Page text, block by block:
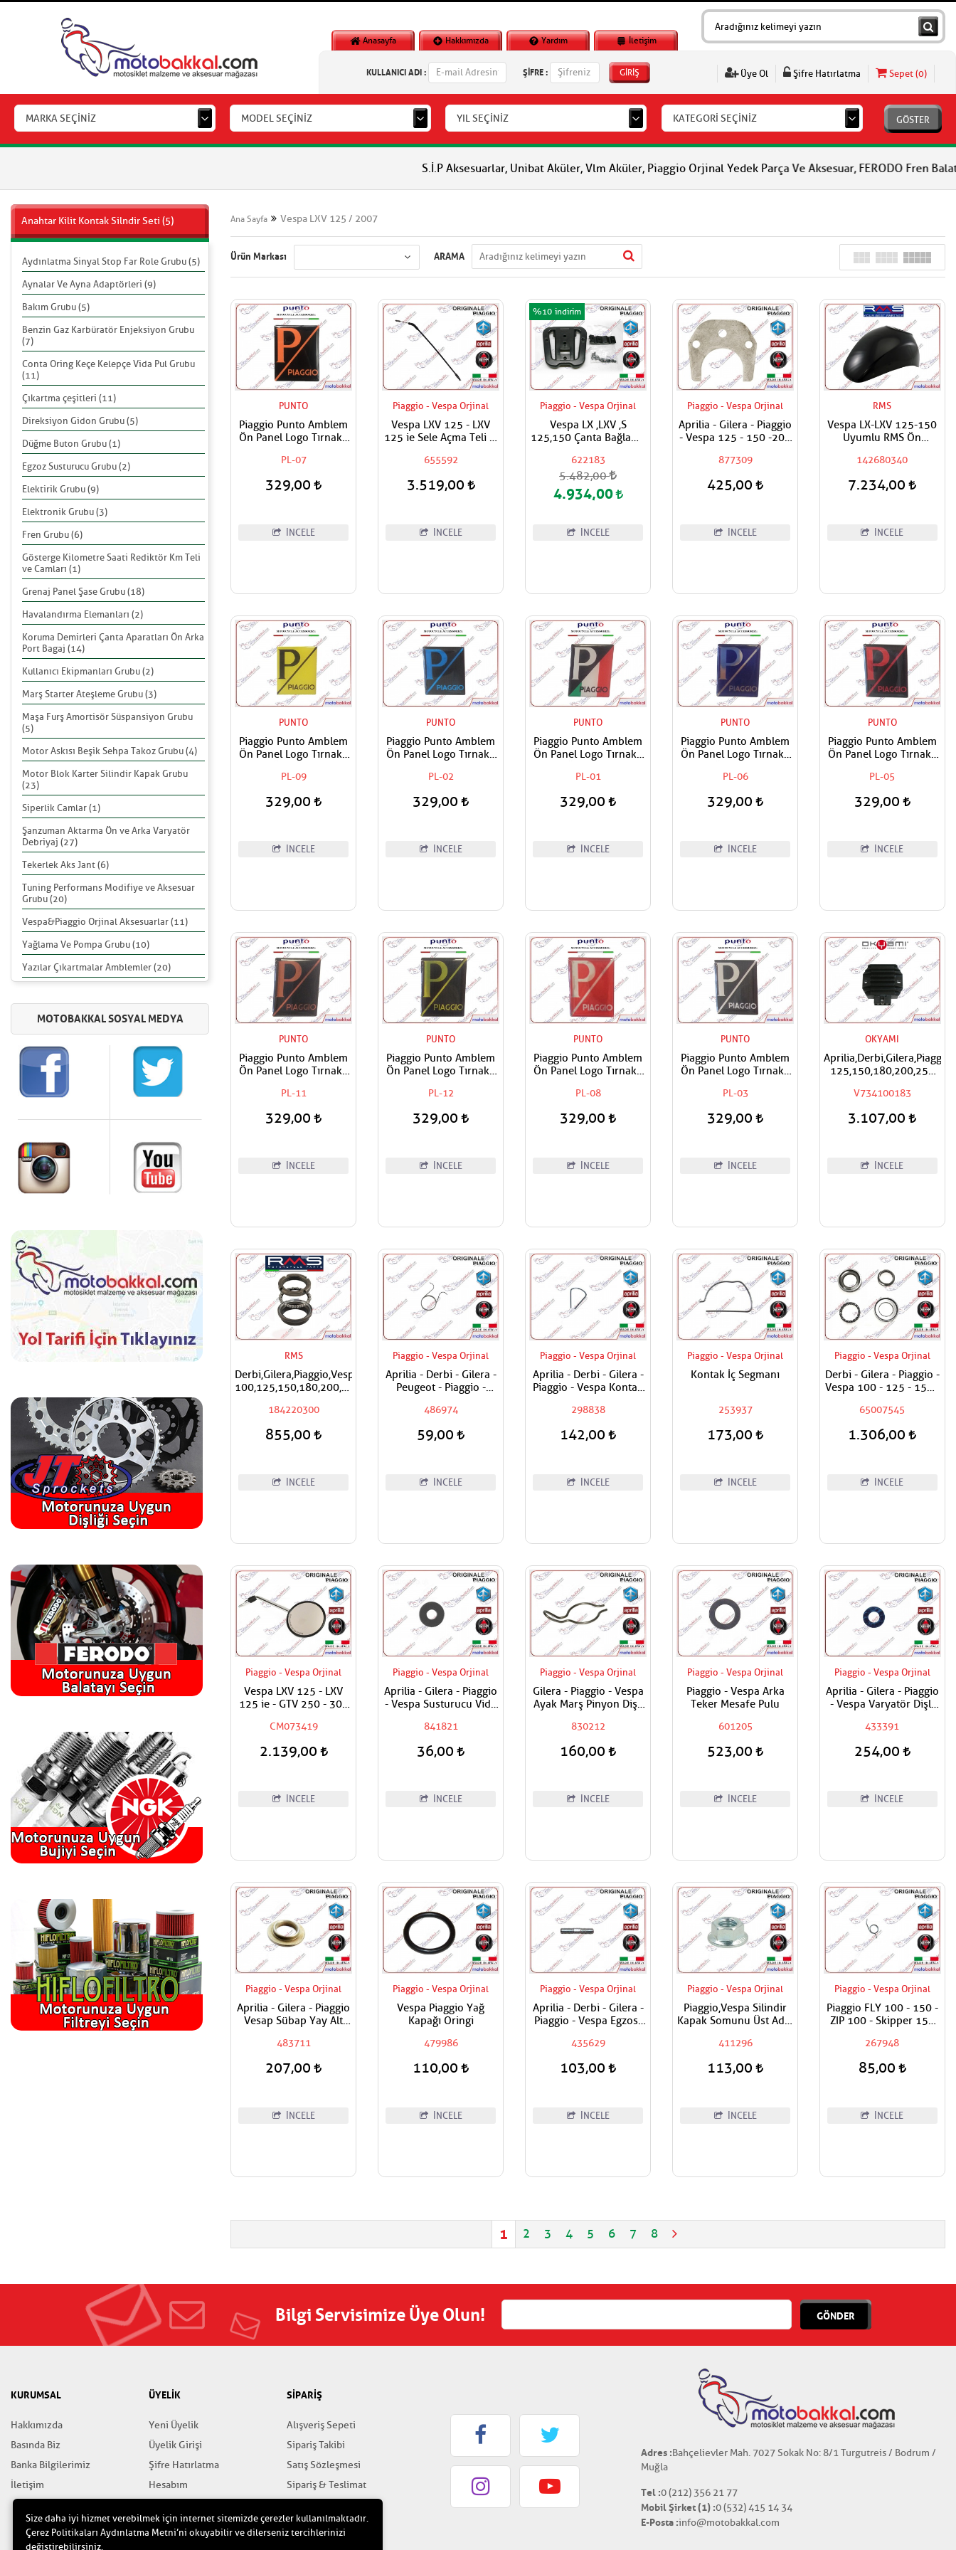
Anasayfa Hakkımızda Yardım İletişim
KULLANICI ADI : ŞİFRE : GİRİŞ Üye Ol Şifre Hatırlatma Sepet (0)
MARKA SEÇİNİZ MODEL SEÇİNİZ YIL SEÇİNİZ KATEGORİ SEÇİNİZ GÖSTER
S.İ.P Aksesuarlar, Unibat Aküler, Vlm Aküler, Piaggio Orjinal Yedek Parça Ve Aksesuar, FERODO Fren Balataları,
Anahtar Kilit Kontak Silndir Seti (5)
Aydınlatma Sinyal Stop Far Role Grubu (5)
Aynalar Ve Ayna Adaptörleri (9)
Bakım Grubu (5)
Benzin Gaz Karbüratör Enjeksiyon Grubu
(7)
Conta Oring Keçe Kelepçe Vida Pul Grubu
(11)
Çıkartma çeşitleri (11)
Direksiyon Gidon Grubu (5)
Düğme Buton Grubu (1)
Egzoz Susturucu Grubu (2)
Elektirik Grubu (9)
Elektronik Grubu (3)
Fren Grubu (6)
Gösterge Kilometre Saati Rediktör Km Teli
ve Camları (1)
Grenaj Panel Şase Grubu (18)
Havalandırma Elemanları (2)
Koruma Demirleri Çanta Aparatları Ön Arka
Port Bagaj (14)
Kullanıcı Ekipmanları Grubu (2)
Marş Starter Ateşleme Grubu (3)
Maşa Furş Amortisör Süspansiyon Grubu
(5)
Motor Askısı Beşik Sehpa Takoz Grubu (4)
Motor Blok Karter Silindir Kapak Grubu
(23)
Siperlik Camlar (1)
Şanzuman Aktarma Ön ve Arka Varyatör
Debriyaj (27)
Tekerlek Aks Jant (6)
Tuning Performans Modifiye ve Aksesuar
Grubu (20)
Vespa&Piaggio Orjinal Aksesuarlar (11)
Yağlama Ve Pompa Grubu (10)
Yazılar Çıkartmalar Amblemler (20)
Ana Sayfa Vespa LXV 125 / 2007
Ürün Markası ARAMA
PUNTO
Piaggio Punto Amblem
Ön Panel Logo Tırnaklı
Tip Mat Turuncu-siyah
PL-07
329,00
İNCELE
Piaggio - Vespa Orjinal
Vespa LXV 125 - LXV
125 ie Sele Açma Teli İç
655592
3.519,00
İNCELE
Piaggio - Vespa Orjinal
Vespa LX ,LXV ,S
125,150 Çanta Bağlama
622183
%10
5.482,00
4.934,00
İNCELE
Piaggio - Vespa Orjinal
Aprilia - Gilera - Piaggio
- Vespa 125 - 150 -200
Mili Ara Hilali
877309
425,00
İNCELE
RMS
Vespa LX-LXV 125-150
Uyumlu RMS Ön
142680340
7.234,00
İNCELE
PUNTO
Piaggio Punto Amblem
Ön Panel Logo Tırnaklı
Tip Sarı - Siyah
PL-09
329,00
İNCELE
PUNTO
Piaggio Punto Amblem
Ön Panel Logo Tırnaklı
Tip Siyah - Mavi
PL-02
329,00
İNCELE
PUNTO
Piaggio Punto Amblem
Ön Panel Logo Tırnaklı
Tip İtaiyan Bayrak
PL-01
329,00
İNCELE
PUNTO
Piaggio Punto Amblem
Ön Panel Logo Tırnaklı
Tip Gece mavi-Gümüş
PL-06
329,00
İNCELE
PUNTO
Piaggio Punto Amblem
Ön Panel Logo Tırnaklı
Tip Siyah-Kırmızı
PL-05
329,00
İNCELE
PUNTO
Piaggio Punto Amblem
Ön Panel Logo Tırnaklı
Tip siyah-Oranj
PL-11
329,00
İNCELE
PUNTO
Piaggio Punto Amblem
Ön Panel Logo Tırnaklı
Tip Siyah-Sarı
PL-12
329,00
İNCELE
PUNTO
Piaggio Punto Amblem
Ön Panel Logo Tırnaklı
Tip Kırmızı-Gümüş
PL-08
329,00
İNCELE
PUNTO
Piaggio Punto Amblem
Ön Panel Logo Tırnaklı
Tip Siyah - Gri
PL-03
329,00
İNCELE
OKYAMI
125,150,180,200,250
Regülatör,Konjektör
V734100183
3.107,00
İNCELE
RMS
Derbi,Gilera,Piaggio,Vespa
100,125,150,180,200,250,300,400
Ön Mesnet Maşa Bilyası
184220300
855,00
İNCELE
Piaggio - Vespa Orjinal
Aprilia - Derbi - Gilera -
Peugeot - Piaggio -
Yayı
486974
59,00
İNCELE
Piaggio - Vespa Orjinal
Aprilia - Derbi - Gilera -
Piaggio - Vespa Kontak
Modeller
298838
142,00
İNCELE
Piaggio - Vespa Orjinal
Kontak İç Segmanı
253937
173,00
İNCELE
Piaggio - Vespa Orjinal
Derbi - Gilera - Piaggio -
Vespa 100 - 125 - 150 -
400 Maşa Rulman Set
Alt - Furş Rulman Set Alt
65007545
1.306,00
İNCELE
Piaggio - Vespa Orjinal
Vespa LXV 125 - LXV
125 ie - GTV 250 - 300
CM073419
2.139,00
İNCELE
Piaggio - Vespa Orjinal
Aprilia - Gilera - Piaggio
- Vespa Susturucu Vida
841821
36,00
İNCELE
Piaggio - Vespa Orjinal
Gilera - Piaggio - Vespa
Ayak Marş Pinyon Dişli
830212
160,00
İNCELE
Piaggio - Vespa Orjinal
Piaggio - Vespa Arka
Teker Mesafe Pulu
601205
523,00
İNCELE
Piaggio - Vespa Orjinal
Aprilia - Gilera - Piaggio
- Vespa Varyatör Dişli
433391
254,00
İNCELE
Piaggio - Vespa Orjinal
Aprilia - Gilera - Piaggio
Vesap Sübap Yay Alt
483711
207,00
İNCELE
Piaggio - Vespa Orjinal
Vespa Piaggio Yağ
Kapağı Oringi
479986
110,00
İNCELE
Piaggio - Vespa Orjinal
Aprilia - Derbi - Gilera -
Piaggio - Vespa Egzost
Adet Fiyatıdır
435629
103,00
İNCELE
Piaggio - Vespa Orjinal
Piaggio,Vespa Silindir
Kapak Somunu Üst Adet
411296
113,00
İNCELE
Piaggio - Vespa Orjinal
Piaggio FLY 100 - 150 -
ZIP 100 - Skipper 150
Primavera 150 ie 3V
Fren Kol Yayı Adet
Fiyatıdır
267948
85,00
İNCELE
1 2 3 4 5 6 7 8
Bilgi Servisimize Üye Olun! GÖNDER
KURUMSAL
Hakkımızda
Basında Biz
Banka Bilgilerimiz
İletişim
ÜYELİK
Yeni Üyelik
Üyelik Girişi
Şifre Hatırlatma
Hesabım
SİPARİŞ
Alışveriş Sepeti
Sipariş Takibi
Satış Sözleşmesi
Sipariş & Teslimat
Yardım
Adres :Bahçelievler Mah. 7027 Sokak No: 8/1 Turgutreis / Bodrum /
Muğla
Tel :0 (212) 356 21 77
Mobil Şirket (1) :0 (532) 415 14 34
E-Posta :info@motobakkal.com
Size daha iyi hizmet verebilmek için internet sitemizde çerezler kullanılmaktadır.
Çerez Politikaları Aydınlatma Metni’ni okuyabilir ve dilerseniz tercihlerinizi
değiştirebilirsiniz.